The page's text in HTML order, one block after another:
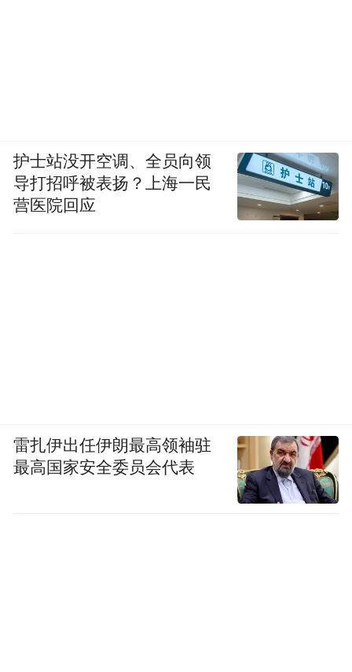
护士站没开空调、全员向领
导打招呼被表扬？上海一民
营医院回应
雷扎伊出任伊朗最高领袖驻
最高国家安全委员会代表